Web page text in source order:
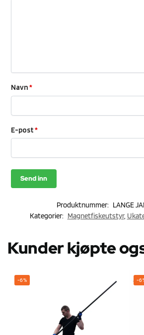
Navn*
E-post*
Produktnummer: LANGE
Kategorier: Magnetfiskeutstyr,
Kunder kjøpte
-6% -